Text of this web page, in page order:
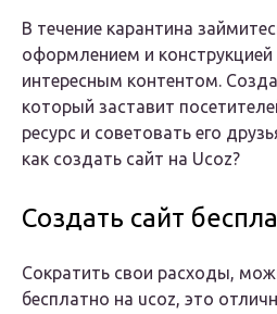
В течение карантина
оформлением и конструкцией
интересным контентом.
который заставит
ресурс и советовать его
как создать сайт на Ucoz?
Создать сайт
Сократить свои расходы,
бесплатно на ucoz, это